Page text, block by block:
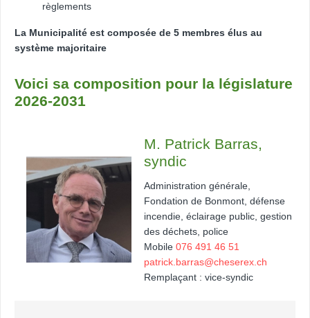
règlements
La Municipalité est composée de 5 membres élus au
système majoritaire
Voici sa composition pour la législature
2026-2031
M. Patrick Barras,
syndic
Administration générale,
Fondation de Bonmont, défense
incendie, éclairage public, gestion
des déchets, police
Mobile 076 491 46 51
patrick.barras@cheserex.ch
Remplaçant : vice-syndic